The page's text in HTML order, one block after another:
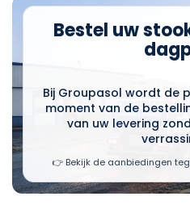
Bestel uw
Bij Groupasol wordt de
moment van de
van uw levering
👉 Bekijk de aanbiedingen